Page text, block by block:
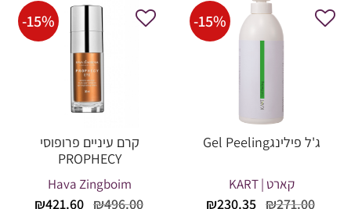
-15%
ג'ל פילינגGel Peeling
קארט | KART
₪271.00
המחיר₪230.35
-15%
קרם עיניים פרופוסי
PROPHECY
Hava Zingboim
₪496.00
המחיר₪421.60